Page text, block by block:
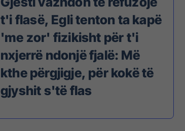
t'i flasë, Egli tenton ta kapë
'me zor' fizikisht për t'i
nxjerrë ndonjë fjalë: Më
kthe përgjigje, për kokë të
gjyshit s'të flas